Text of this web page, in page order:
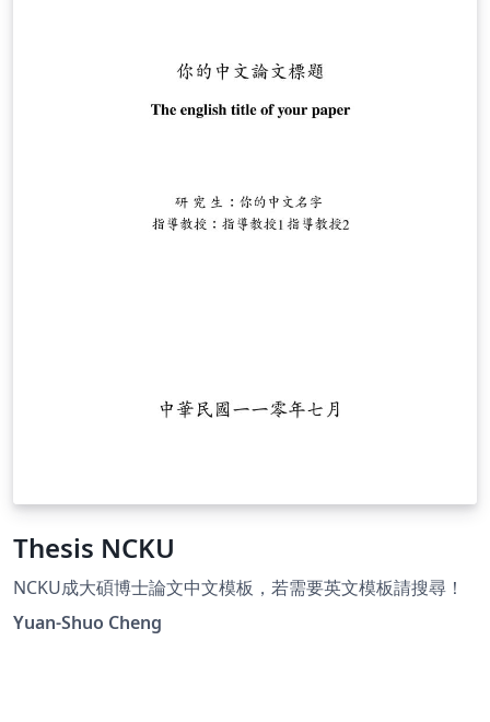
Thesis NCKU
NCKU成大碩博士論文中文模板，若需要英文模板請搜尋！
Yuan-Shuo Cheng